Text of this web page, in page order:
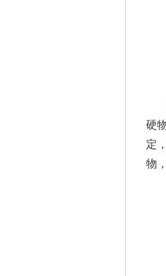
若
硬
定
物